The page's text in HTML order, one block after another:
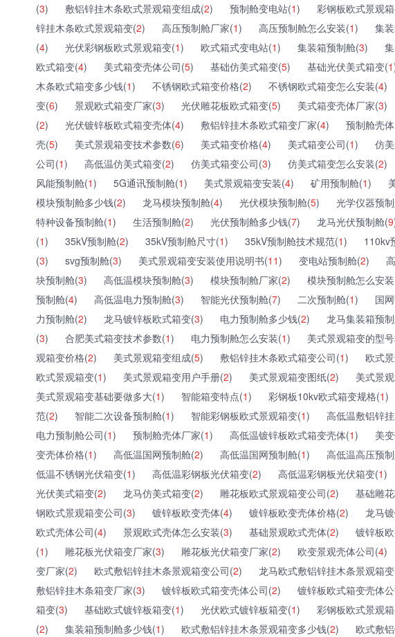
(3) 敷铝锌挂木条欧式景观箱变组成(2) 预制舱变电站(1) 彩钢板欧式景观
锌挂木条欧式景观箱变(2) 高压预制舱厂家(1) 高压预制舱怎么安装(1) 集
(4) 光伏彩钢板欧式景观箱变(1) 欧式箱式变电站(1) 集装箱预制舱(3)
欧式箱变(4) 美式箱变壳体公司(5) 基础仿美式箱变(5) 基础光伏美式箱变(1
木条欧式箱变多少钱(1) 不锈钢欧式箱变价格(2) 不锈钢欧式箱变怎么安装(4)
变(6) 景观欧式箱变厂家(3) 光伏雕花板欧式箱变(5) 美式箱变壳体厂家(3)
(2) 光伏镀锌板欧式箱变壳体(4) 敷铝锌挂木条欧式箱变厂家(4) 预制舱壳
壳(5) 美式景观箱变技术参数(6) 美式箱变价格(4) 美式箱变公司(1) 仿
公司(1) 高低温仿美式箱变(2) 仿美式箱变公司(3) 仿美式箱变怎么安装(2)
风能预制舱(1) 5G通讯预制舱(1) 美式景观箱变安装(4) 矿用预制舱(1)
模块预制舱多少钱(2) 龙马模块预制舱(4) 光伏模块预制舱(5) 光学仪器预
特种设备预制舱(1) 生活预制舱(2) 光伏预制舱多少钱(7) 龙马光伏预制舱(9
(1) 35kV预制舱(2) 35kV预制舱尺寸(1) 35kV预制舱技术规范(1) 110kv
(3) svg预制舱(3) 美式景观箱变安装使用说明书(11) 变电站预制舱(2)
块预制舱(3) 高低温模块预制舱(3) 模块预制舱厂家(2) 模块预制舱怎么安
预制舱(4) 高低温电力预制舱(3) 智能光伏预制舱(7) 二次预制舱(1) 国
力预制舱(2) 龙马镀锌板欧式箱变(3) 电力预制舱多少钱(2) 龙马集装箱预
(3) 合肥美式箱变技术参数(1) 电力预制舱怎么安装(1) 美式景观箱变的型
观箱变价格(2) 美式景观箱变组成(5) 敷铝锌挂木条欧式箱变公司(1) 欧式
欧式景观箱变(1) 美式景观箱变用户手册(2) 美式景观箱变图纸(2) 美式景
美式景观箱变基础要做多大(1) 智能箱变特点(1) 彩钢板10kv欧式箱变规格(1)
范(2) 智能二次设备预制舱(1) 智能彩钢板欧式景观箱变(1) 高低温敷铝锌
电力预制舱公司(1) 预制舱壳体厂家(1) 高低温镀锌板欧式箱变壳体(1) 美
变壳体价格(1) 高低温国网预制舱(2) 高低温国网预制舱(1) 高低温高压预
低温不锈钢光伏箱变(1) 高低温彩钢板光伏箱变(2) 高低温彩钢板光伏箱变(1)
光伏美式箱变(2) 龙马仿美式箱变(2) 雕花板欧式景观箱变公司(2) 基础雕
钢欧式景观箱变公司(3) 镀锌板欧变壳体(4) 镀锌板欧变壳体价格(2) 龙马
欧式壳体公司(4) 景观欧式壳体怎么安装(3) 基础景观欧式壳体(2) 镀锌板
(1) 雕花板光伏箱变厂家(3) 雕花板光伏箱变厂家(2) 欧变景观壳体公司(4)
变厂家(2) 欧式敷铝锌挂木条景观箱变公司(2) 龙马欧式敷铝锌挂木条景观箱
敷铝锌挂木条箱变厂家(3) 镀锌板欧式箱变壳体公司(2) 镀锌板欧式箱变壳体
箱变(3) 基础欧式镀锌板箱变(1) 光伏欧式镀锌板箱变(1) 彩钢板欧式景观
(2) 集装箱预制舱多少钱(1) 欧式敷铝锌挂木条景观箱变多少钱(2) 欧式敷